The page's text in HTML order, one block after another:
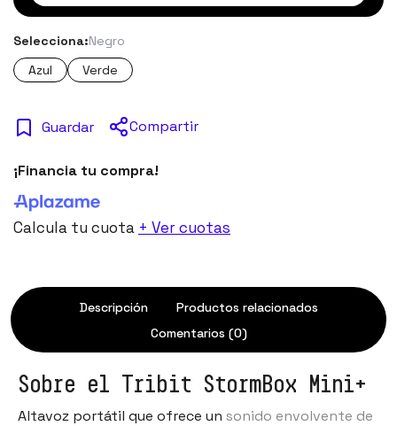
Selecciona:Negro
Azul
Verde
Guardar Compartir
¡Financia tu compra!
Calcula tu cuota + Ver cuotas
Descripción
Productos relacionados
Comentarios (0)
Sobre el Tribit StormBox Mini+
Altavoz portátil que ofrece un sonido envolvente de